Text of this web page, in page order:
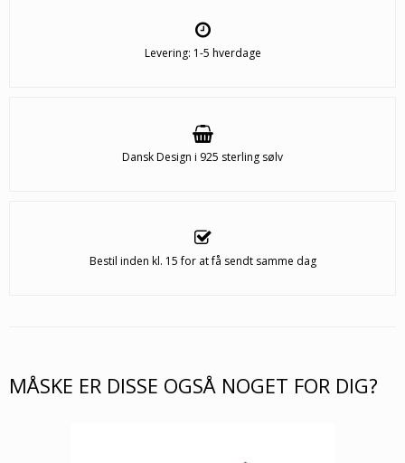
Levering: 1-5 hverdage
Dansk Design i 925 sterling sølv
Bestil inden kl. 15 for at få sendt samme dag
MÅSKE ER DISSE OGSÅ NOGET FOR DIG?